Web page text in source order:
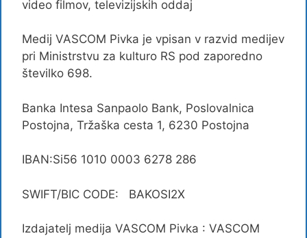
video filmov, televizijskih oddaj
Medij VASCOM Pivka je vpisan v razvid medijev
pri Ministrstvu za kulturo RS pod zaporedno
številko 698.
Banka Intesa Sanpaolo Bank, Poslovalnica
Postojna, Tržaška cesta 1, 6230 Postojna
IBAN:Si56 1010 0003 6278 286
SWIFT/BIC CODE: BAKOSI2X
Izdajatelj medija VASCOM Pivka : VASCOM